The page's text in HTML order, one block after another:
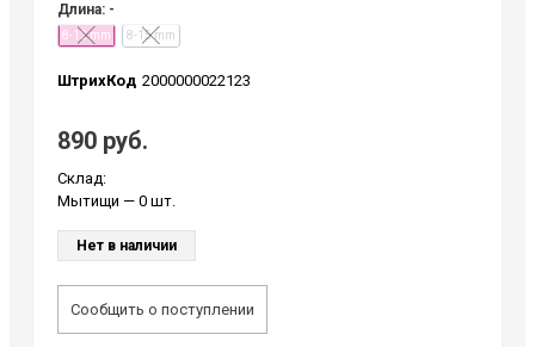
Длина: -
8-12 mm 8-15 mm
ШтрихКод 2000000022123
890 руб.
Склад:
Мытищи — 0 шт.
Нет в наличии
Сообщить о поступлении